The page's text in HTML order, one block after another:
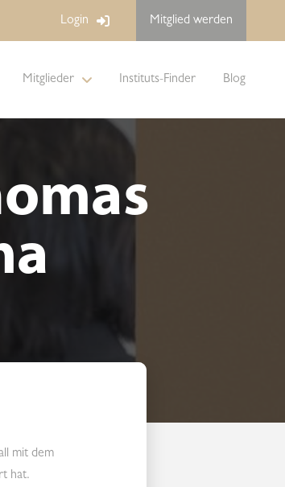
Login Mitglied werden
Mitglieder Instituts-Finder Blog
mit dem
hat.